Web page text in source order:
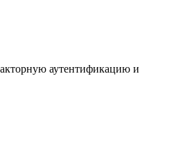
аутентификацию и